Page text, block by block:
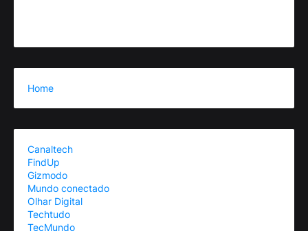
Home
Canaltech
FindUp
Gizmodo
Mundo conectado
Olhar Digital
Techtudo
TecMundo